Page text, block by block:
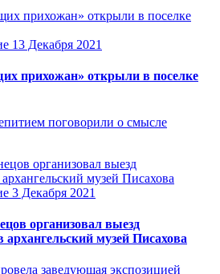
13 Декабря 2021
прихожан» открыли в поселке
поговорили о смысле
3 Декабря 2021
организовал выезд
архангельский музей Писахова
заведующая экспозицией